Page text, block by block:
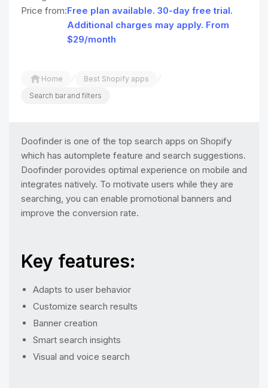
Price from:Free plan available. 30-day free trial.
Additional charges may apply. From
$29/month
Home / Best Shopify apps /
Search bar and filters
Doofinder is one of the top search apps on Shopify
which has automplete feature and search suggestions.
Doofinder porovides optimal experience on mobile and
integrates natively. To motivate users while they are
searching, you can enable promotional banners and
improve the conversion rate.
Key features:
Adapts to user behavior
Customize search results
Banner creation
Smart search insights
Visual and voice search